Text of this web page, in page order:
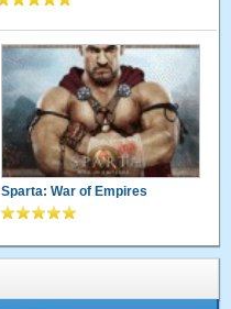
Sparta: War of Empires